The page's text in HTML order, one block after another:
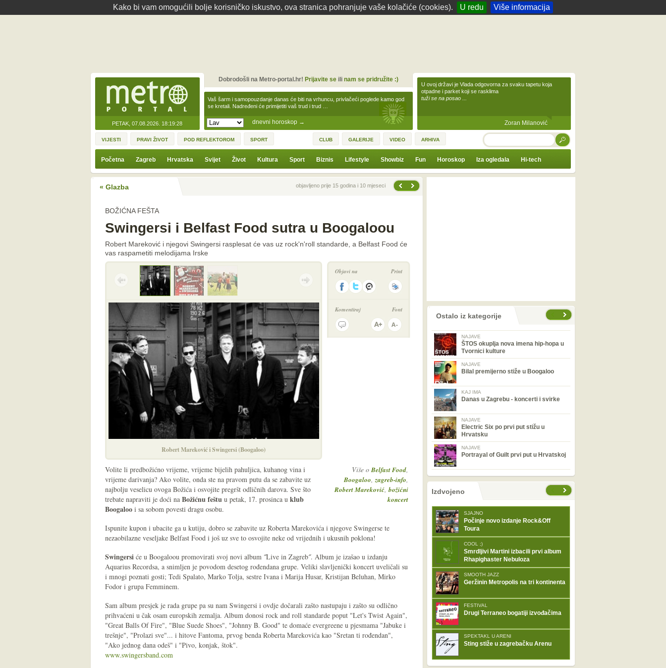
Kako bi vam omogućili bolje korisničko iskustvo, ova stranica pohranjuje vaše kolačiće (cookies). U redu Više informacija
PETAK, 07.08.2026. 18:19:28 dnevni horoskop →
Vaš šarm i samopouzdanje danas će biti na vrhuncu, privlačeći poglede kamo god
se kretali. Nadređeni će primijetiti vaš trud i trud …
Dobrodošli na Metro-portal.hr! Prijavite seili nam se pridružite :)
U ovoj državi je Vlada odgovorna za svaku tapetu koja
otpadne i parket koji se rasklima
tuži se na posao ...
Zoran Milanović
VIJESTI PRAVI ŽIVOT POD REFLEKTOROM SPORT CLUB GALERIJE VIDEO ARHIVA TRAŽI
Početna Zagreb Hrvatska Svijet Život Kultura Sport Biznis Lifestyle Showbiz Fun Horoskop Iza ogledala Hi-tech
« Glazba Prethodna vijestobjavljeno prije 15 godina i 10 mjeseci
BOŽIĆNA FEŠTA
Swingersi i Belfast Food sutra u Boogaloou
Robert Mareković i njegovi Swingersi rasplesat će vas uz rock'n'roll standarde, a Belfast Food će
vas raspametiti melodijama Irske
Robert Mareković i Swingersi (Boogaloo)
Objavi na Print
Komentiraj Font
Više oBelfast Food,
Boogaloo,zagreb-info,
Robert Mareković, božićni
koncert
Volite li predbožićno vrijeme, vrijeme bijelih pahuljica, kuhanog vina i
vrijeme darivanja? Ako volite, onda ste na pravom putu da se zabavite uz
najbolju veselicu ovoga Božića i osvojite pregršt odličnih darova. Sve što
trebate napraviti je doći na Božićnu feštu u petak, 17. prosinca u klub
Boogaloo i sa sobom povesti dragu osobu.
Ispunite kupon i ubacite ga u kutiju, dobro se zabavite uz Roberta Marekovića i njegove Swingerse te
nezaobilazne veseljake Belfast Food i još uz sve to osvojite neke od vrijednih i ukusnih poklona!
Swingersi će u Boogaloou promovirati svoj novi album ˝Live in Zagreb˝. Album je izašao u izdanju
Aquarius Recordsa, a snimljen je povodom desetog rođendana grupe. Veliki slavljenički koncert uveličali su
i mnogi poznati gosti; Tedi Spalato, Marko Tolja, sestre Ivana i Marija Husar, Kristijan Beluhan, Mirko
Fodor i grupa Femminem.
Sam album presjek je rada grupe pa su nam Swingersi i ovdje dočarali zašto nastupaju i zašto su odlično
prihvaćeni u čak osam europskih zemalja. Album donosi rock and roll standarde poput "Let's Twist Again",
"Great Balls Of Fire", "Blue Suede Shoes", "Johnny B. Good" te domaće evergreene u pjesmama "Jabuke i
trešnje", "Prolazi sve"... i hitove Fantoma, prvog benda Roberta Marekovića kao "Sretan ti rođendan",
"Ako jednog dana odeš" i "Pivo, konjak, štok".
www.swingersband.com
prethodno Ostalo iz kategorije
NAJAVE
ŠTOS okuplja nova imena hip-hopa u
Tvornici kulture
NAJAVE
Bilal premijerno stiže u Boogaloo
KAJ IMA
Danas u Zagrebu - koncerti i svirke
NAJAVE
Electric Six po prvi put stižu u
Hrvatsku
NAJAVE
Portrayal of Guilt prvi put u Hrvatskoj
nema prethodne stranice
sljedećeIzdvojeno
SJAJNO
Počinje novo izdanje Rock&Off
Toura
COOL ;)
Smrdljivi Martini izbacili prvi album
Rhapighaster Nebuloza
SMOOTH JAZZ
Geržinin Metropolis na tri kontinenta
FESTIVAL
Drugi Terraneo bogatiji izvođačima
SPEKTAKL U ARENI
Sting stiže u zagrebačku Arenu